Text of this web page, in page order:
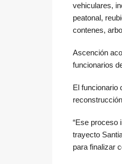
vehiculares,
peatonal,
contenes,
Ascención
funcionarios
El funcionario
“Ese proceso
trayecto
para finalizar